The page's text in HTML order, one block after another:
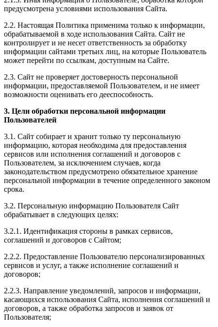
предусмотрена условиями использования Сайта.
2.2. Настоящая Политика применима только к информации,
обрабатываемой в ходе использования Сайта. Сайт не
контролирует и не несет ответственность за обработку
информации сайтами третьих лиц, на которые Пользователь
может перейти по ссылкам, доступным на Сайте.
2.3. Сайт не проверяет достоверность персональной
информации, предоставляемой Пользователем, и не имеет
возможности оценивать его дееспособность.
3. Цели обработки персональной информации
Пользователей
3.1. Сайт собирает и хранит только ту персональную
информацию, которая необходима для предоставления
сервисов или исполнения соглашений и договоров с
Пользователем, за исключением случаев, когда
законодательством предусмотрено обязательное хранение
персональной информации в течение определенного законом
срока.
3.2. Персональную информацию Пользователя Сайт
обрабатывает в следующих целях:
3.2.1. Идентификация стороны в рамках сервисов,
соглашений и договоров с Сайтом;
2.2.2. Предоставление Пользователю персонализированных
сервисов и услуг, а также исполнение соглашений и
договоров;
2.2.3. Направление уведомлений, запросов и информации,
касающихся использования Сайта, исполнения соглашений и
договоров, а также обработка запросов и заявок от
Пользователя;